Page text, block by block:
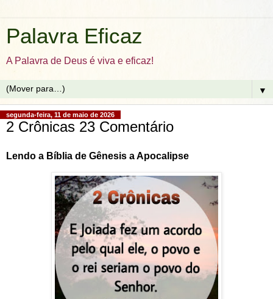
Palavra Eficaz
A Palavra de Deus é viva e eficaz!
▼
segunda-feira, 11 de maio de 2026
2 Crônicas 23 Comentário
Lendo a Bíblia de Gênesis a Apocalipse